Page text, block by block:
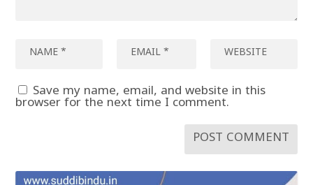
Save my name, email, and website in this
browser for the next time I comment.